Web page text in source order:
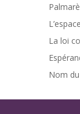
La loi
Nom